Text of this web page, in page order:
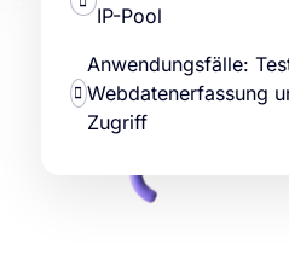
IP-Pool
Anwendungsfälle:
Webdatenerfassung
Zugriff